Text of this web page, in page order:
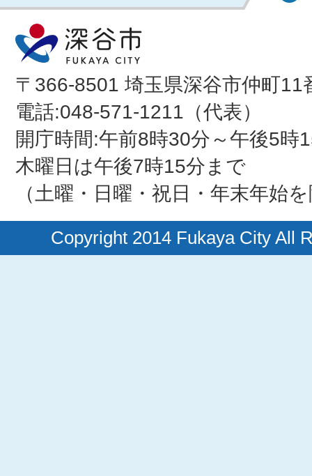
〒366-8501 埼玉県深谷市仲町11
電話:048-571-1211（代表）
開庁時間:午前8時30分～午後5時
木曜日は午後7時15分まで
（土曜・日曜・祝日・年末年始
Copyright 2014 Fukaya City All